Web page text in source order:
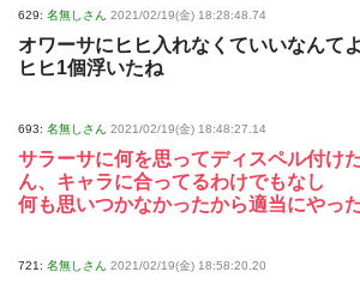
629: 名無しさん 2021/02/19(金) 18:28:48.74
オワーサにヒヒ入れなくていいなんて
ヒヒ1個浮いたね
693: 名無しさん 2021/02/19(金) 18:48:27.14
サラーサに何を思ってディスペル付け
ん、キャラに合ってるわけでもなし
何も思いつかなかったから適当にやっ
721: 名無しさん 2021/02/19(金) 18:58:20.20